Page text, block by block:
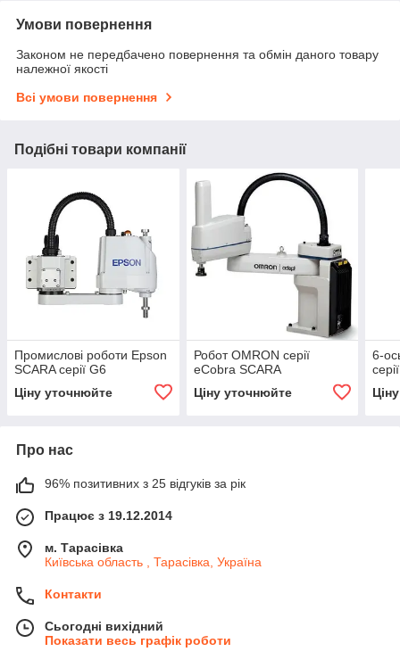
Умови повернення
Законом не передбачено повернення та обмін даного товару
належної якості
Всі умови повернення
Подібні товари компанії
Промислові роботи Epson
SCARA серії G6
Ціну уточнюйте
Робот OMRON серії
eCobra SCARA
Ціну уточнюйте
6-
Про нас
96% позитивних з 25 відгуків за рік
Працює з 19.12.2014
м. Тарасівка
Київська область , Тарасівка, Україна
Контакти
Сьогодні вихідний
Показати весь графік роботи